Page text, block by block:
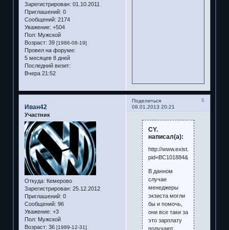
Зарегистрирован: 01.10.2011
Приглашений: 0
Сообщений: 2174
Уважение: +504
Пол: Мужской
Возраст: 39 [1986-08-19]
Провел на форуме:
5 месяцев 8 дней
Последний визит:
Вчера 21:52
Поделиться
6
08.01.2013 20:21
Иван42
Участник
Откуда: Кемерово
Зарегистрирован: 25.12.2012
Приглашений: 0
Сообщений: 96
Уважение: +3
Пол: Мужской
Возраст: 36 [1989-12-31]
CY.
написал(а):
http://www.exist.ru/price.aspx?
В данном
случае
менеджеры
экзиста могли
бы и помочь,
они все таки за
это зарплату
получают